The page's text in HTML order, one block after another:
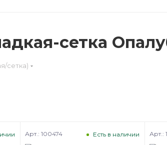
сетка
сетка)
Есть в наличии
Арт.: 100474 Арт.: